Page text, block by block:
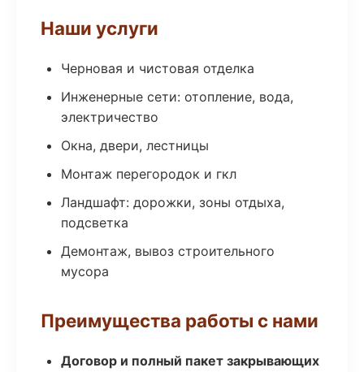
Наши услуги
Черновая и чистовая отделка
Инженерные сети: отопление, вода,
электричество
Окна, двери, лестницы
Монтаж перегородок и гкл
Ландшафт: дорожки, зоны отдыха,
подсветка
Демонтаж, вывоз строительного
мусора
Преимущества работы с нами
Договор и полный пакет закрывающих